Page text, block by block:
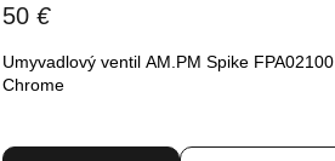
50 €
Umyvadlový ventil AM.PM Spike FPA02100
Chrome